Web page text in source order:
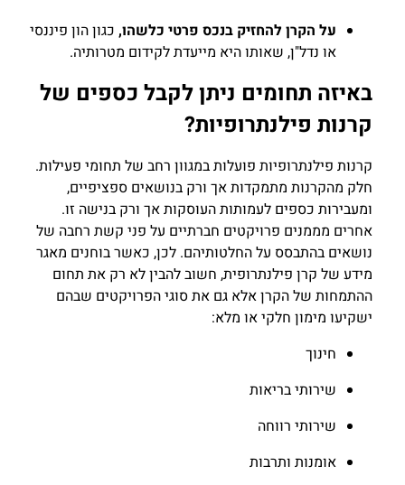
על הקרן להחזיק בנכס פרטי כלשהו, כגון הון פיננסי
או נדל"ן, שאותו היא מייעדת לקידום מטרותיה.
באיזה תחומים ניתן לקבל כספים של
קרנות פילנתרופיות?
קרנות פילנתרופיות פועלות במגוון רחב של תחומי פעילות.
חלק מהקרנות מתמקדות אך ורק בנושאים ספציפיים,
ומעבירות כספים לעמותות העוסקות אך ורק בנישה זו.
אחרים מממנים פרויקטים חברתיים על פני קשת רחבה של
נושאים בהתבסס על החלטותיהם. לכן, כאשר בוחנים מאגר
מידע של קרן פילנתרופית, חשוב להבין לא רק את תחום
ההתמחות של הקרן אלא גם את סוגי הפרויקטים שבהם
ישקיעו מימון חלקי או מלא:
חינוך
שירותי בריאות
שירותי רווחה
אומנות ותרבות